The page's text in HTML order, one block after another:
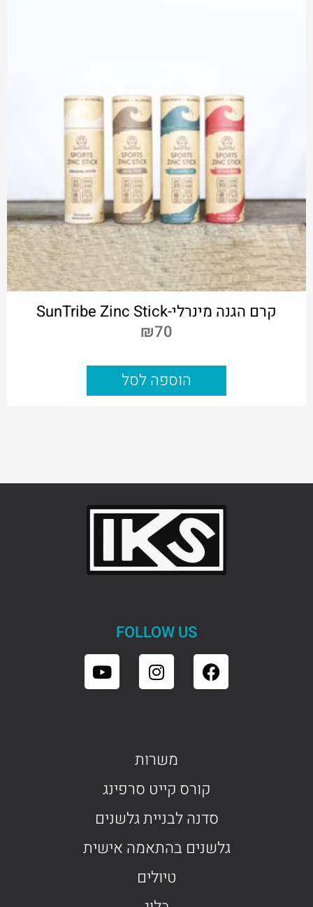
קרם הגנה מינרלי-SunTribe Zinc Stick
₪70
הוספה לסל
FOLLOW US
משרות
קורס קייט סרפינג
סדנה לבניית גלשנים
גלשנים בהתאמה אישית
טיולים